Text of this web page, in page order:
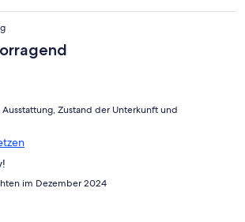
Zustand der Unterkunft und
im Dezember 2024